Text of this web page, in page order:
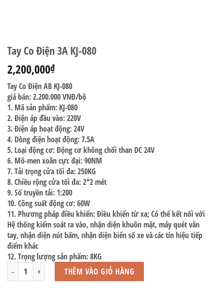
Tay Co Điện 3A KJ-080
2,200,000₫
Tay Co Điện AB KJ-080
giá bán: 2.200.000 VNĐ/bộ
1. Mã sản phẩm: KJ-080
2. Điện áp đầu vào: 220V
3. Điện áp hoạt động: 24V
4. Dòng điện hoạt động: 7.5A
5. Loại động cơ: Động cơ không chổi than DC 24V
6. Mô-men xoắn cực đại: 90NM
7. Tải trọng cửa tối đa: 250KG
8. Chiều rộng cửa tối đa: 2*2 mét
9. Số truyền tải: 1:200
10. Công suất động cơ: 60W
11. Phương pháp điều khiển: Điều khiển từ xa; Có thể kết nối với
Hệ thống kiểm soát ra vào, nhận diện khuôn mặt, máy quét vân
tay, nhận diện nút bấm, nhận diện biển số xe và các tín hiệu tiếp
điểm khác
12. Trọng lượng sản phẩm: 8KG
Tay Co Điện 3A KJ-080 số lượngTHÊM VÀO GIỎ HÀNG